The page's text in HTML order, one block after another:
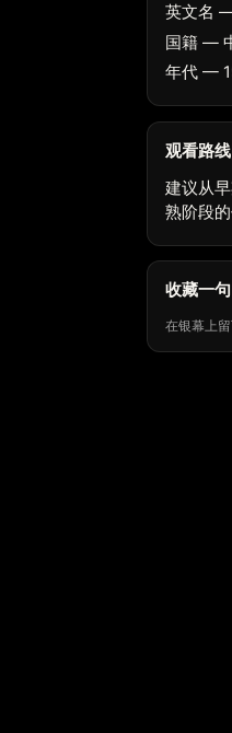
英文名
国籍 —
年代 —
观看路线
建议从
熟阶段的
收藏一句
在银幕上